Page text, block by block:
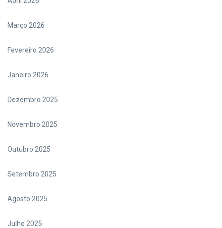
Março 2026
Fevereiro 2026
Janeiro 2026
Dezembro 2025
Novembro 2025
Outubro 2025
Setembro 2025
Agosto 2025
Julho 2025